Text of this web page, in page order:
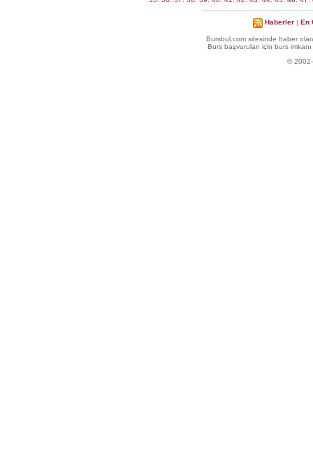
Haberler | En
Bursbul.com sitesinde haber
Burs başvuruları için burs
© 2002-